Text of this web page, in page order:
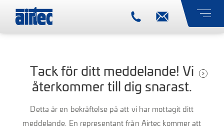
Tack för ditt meddelande! Vi
återkommer till dig snarast.
Detta är en bekräftelse på att vi har mottagit ditt
meddelande. En representant från Airtec kommer att